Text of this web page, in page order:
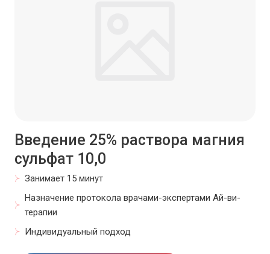
Введение 25% раствора магния
сульфат 10,0
Занимает 15 минут
Назначение протокола врачами-экспертами Ай-ви-
терапии
Индивидуальный подход